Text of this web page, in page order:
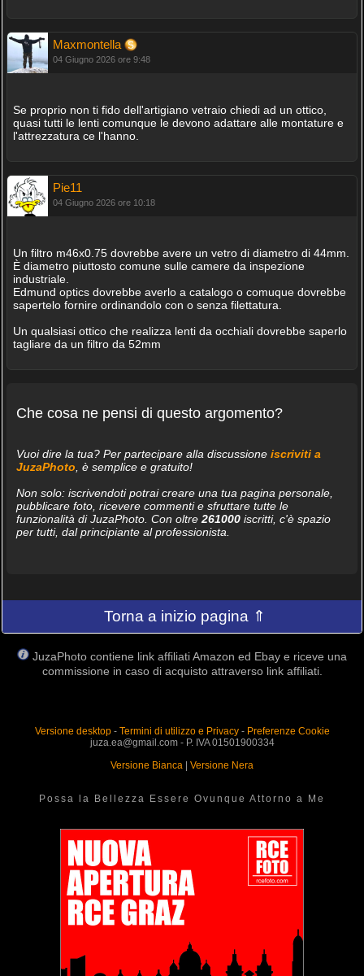
Maxmontella
04 Giugno 2026 ore 9:48
Se proprio non ti fido dell'artigiano vetraio chiedi ad un ottico,
quasi tutti le lenti comunque le devono adattare alle montature e
l'attrezzatura ce l'hanno.
Pie11
04 Giugno 2026 ore 10:18
Un filtro m46x0.75 dovrebbe avere un vetro di diametro di 44mm.
È diametro piuttosto comune sulle camere da inspezione
industriale.
Edmund optics dovrebbe averlo a catalogo o comuque dovrebbe
sapertelo fornire ordinandolo con o senza filettatura.
Un qualsiasi ottico che realizza lenti da occhiali dovrebbe saperlo
tagliare da un filtro da 52mm
Che cosa ne pensi di questo argomento?
Vuoi dire la tua? Per partecipare alla discussione iscriviti a
JuzaPhoto , è semplice e gratuito!
Non solo: iscrivendoti potrai creare una tua pagina personale,
pubblicare foto, ricevere commenti e sfruttare tutte le
funzionalità di JuzaPhoto. Con oltre 261000iscritti, c'è spazio
per tutti, dal principiante al professionista.
Torna a inizio pagina ⇑
JuzaPhoto contiene link affiliati Amazon ed Ebay e riceve una
commissione in caso di acquisto attraverso link affiliati.
Versione desktop- Termini di utilizzo e Privacy- Preferenze Cookie
juza.ea@gmail.com - P. IVA 01501900334
Versione Bianca | Versione Nera
Possa la Bellezza Essere Ovunque Attorno a Me